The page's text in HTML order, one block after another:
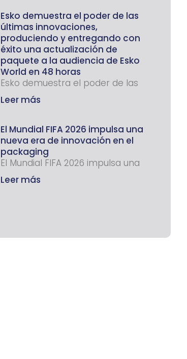
Esko demuestra el poder de las
últimas innovaciones,
produciendo y entregando con
éxito una actualización de
paquete a la audiencia de Esko
World en 48 horas
Esko demuestra el poder de las
Leer más
El Mundial FIFA 2026 impulsa una
nueva era de innovación en el
packaging
El Mundial FIFA 2026 impulsa una
Leer más